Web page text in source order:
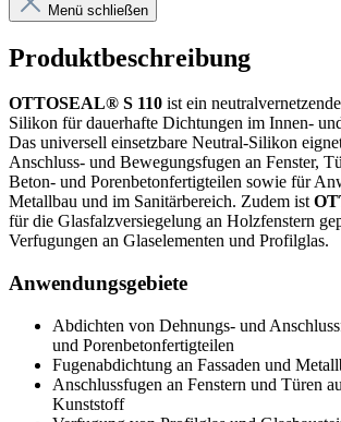
Menü schließen
Produktbeschreibung
OTTOSEAL® S 110 ist ein
Silikon für dauerhafte Dichtungen im Innen-
Das universell einsetzbare Neutral-Silikon
Anschluss- und Bewegungsfugen an Fenster,
Beton- und Porenbetonfertigteilen sowie für
Metallbau und im Sanitärbereich. Zudem ist
für die Glasfalzversiegelung an Holzfenstern
Verfugungen an Glaselementen und Profilglas.
Anwendungsgebiete
Abdichten von Dehnungs- und
und Porenbetonfertigteilen
Fugenabdichtung an Fassaden und
Anschlussfugen an Fenstern und Türen
Kunststoff